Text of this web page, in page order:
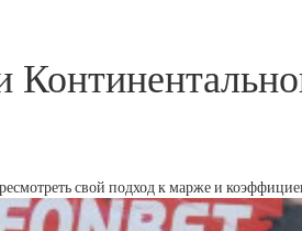
свой подход к марже и